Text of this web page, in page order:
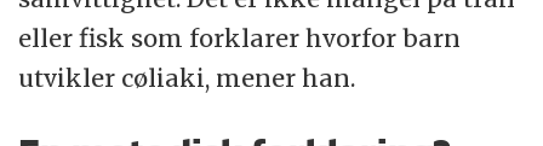
eller fisk som forklarer hvorfor barn
utvikler cøliaki, mener han.